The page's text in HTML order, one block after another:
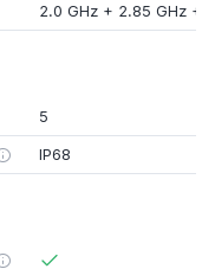
2.0 GHz + 2.85 GHz +
5
IP68